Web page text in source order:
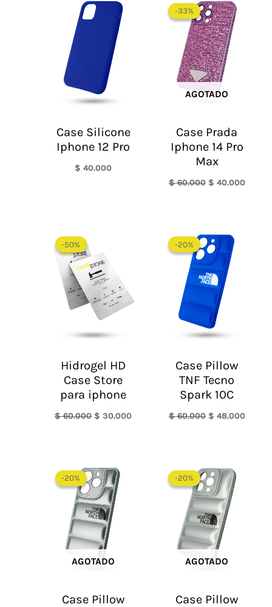
Case Silicone
Iphone 12 Pro
$ 40.000
-33%
AGOTADO
-33%
Case Prada
Iphone 14 Pro
Max
$60.000
precio
original
era:
$ 60.000.
$ 40.000
-50%
-50%
Hidrogel HD
Case Store
para iphone
$60.000
era:
$ 60.000.
$ 30.000
-20%
-20%
Case Pillow
TNF Tecno
Spark 10C
$60.000
precio
original
era:
$ 60.000.
$ 48.000
-20%
AGOTADO
-20%
Case Pillow
precio
original
era:
$ 60.000.
-20%
AGOTADO
-20%
Case Pillow
precio
original
era:
$ 60.000.